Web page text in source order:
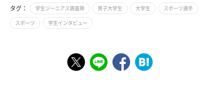
タグ： 学生ジーニアス調査隊 男子大学生 大学生 スポーツ選手
スポーツ 学生インタビュー